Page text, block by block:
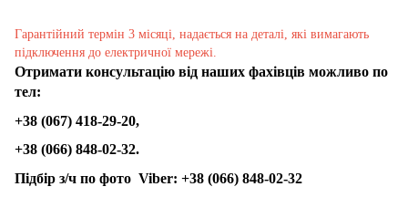
Гарантійний термін 3 місяці, надається на деталі, які вимагають
підключення до електричної мережі.
Отримати консультацію від наших фахівців можливо по
тел:
+38 (067) 418-29-20,
+38 (066) 848-02-32.
Підбір з/ч по фото Viber: +38 (066) 848-02-32